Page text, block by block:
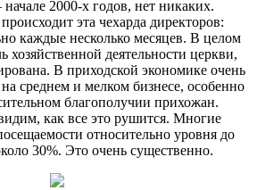
2000-х годов, нет никаких.
эта чехарда директоров:
каждые несколько месяцев. В целом
хозяйственной деятельности церкви,
В приходской экономике очень
среднем и мелком бизнесе, особенно
благополучии прихожан.
как все это рушится. Многие
относительно уровня до
30%. Это очень существенно.